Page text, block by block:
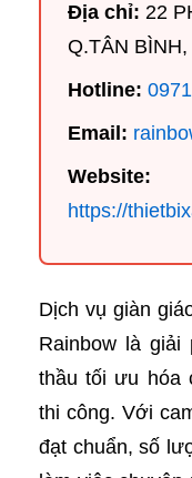
Địa chỉ: 22
Q.TÂN
Hotline:
Email:
Website:
https://
Dịch vụ giàn
Rainbow là giải
thầu tối ưu hóa
thi công. Với
đạt chuẩn, số